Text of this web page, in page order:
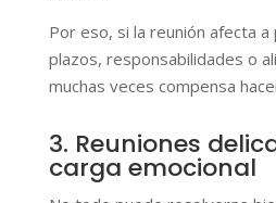
Por eso, si la reunión afecta a
plazos, responsabilidades o
muchas veces compensa
3. Reuniones
carga emocional